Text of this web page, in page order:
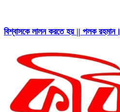
বিশ্বাসকে লালন করতে হয় || পলক রহমান।